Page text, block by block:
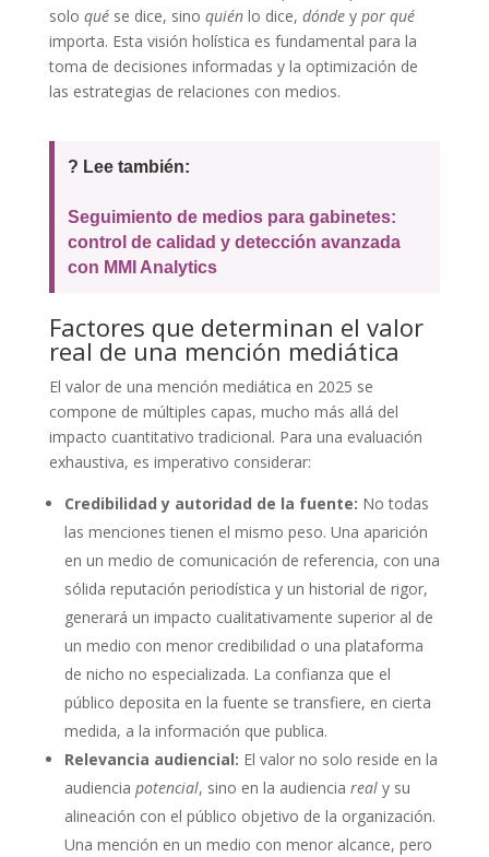
solo quése dice, sino quiénlo dice, dóndey por qué
importa. Esta visión holística es fundamental para la
toma de decisiones informadas y la optimización de
las estrategias de relaciones con medios.
? Lee también:
Seguimiento de medios para gabinetes:
control de calidad y detección avanzada
con MMI Analytics
Factores que determinan el valor
real de una mención mediática
El valor de una mención mediática en 2025 se
compone de múltiples capas, mucho más allá del
impacto cuantitativo tradicional. Para una evaluación
exhaustiva, es imperativo considerar:
Credibilidad y autoridad de la fuente: No todas
las menciones tienen el mismo peso. Una aparición
en un medio de comunicación de referencia, con una
sólida reputación periodística y un historial de rigor,
generará un impacto cualitativamente superior al de
un medio con menor credibilidad o una plataforma
de nicho no especializada. La confianza que el
público deposita en la fuente se transfiere, en cierta
medida, a la información que publica.
Relevancia audiencial: El valor no solo reside en la
audiencia potencial, sino en la audiencia realy su
alineación con el público objetivo de la organización.
Una mención en un medio con menor alcance, pero